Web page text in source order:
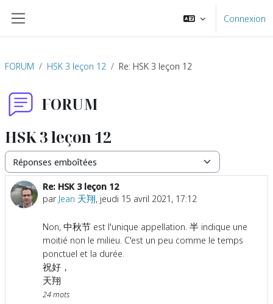
Connexion
FORUM HSK 3 leçon 12 Re: HSK 3 leçon 12
FORUM
HSK 3 leçon 12
Type d’affichage
Re: HSK 3 leçon 12
par Jean 天翔, jeudi 15 avril 2021, 17:12
Nombre de réponses : 0
Non, 中秋节 est l'unique appellation. 半 indique une
moitié non le milieu. C'est un peu comme le temps
ponctuel et la durée.
祝好，
天翔
24 mots